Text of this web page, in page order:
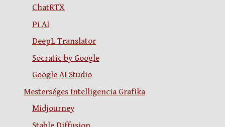
ChatRTX
Pi AI
DeepL Translator
Socratic by Google
Google AI Studio
Mesterséges Intelligencia Grafika
Midjourney